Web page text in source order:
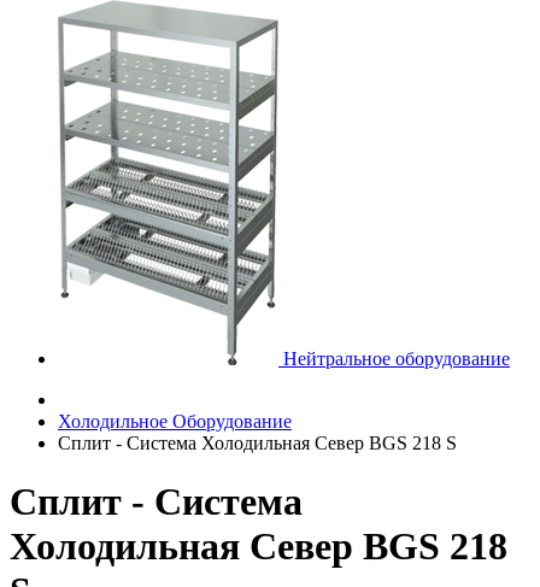
Нейтральное оборудование
Холодильное Оборудование
Сплит - Система Холодильная Север BGS 218 S
Сплит - Система
Холодильная Север BGS 218